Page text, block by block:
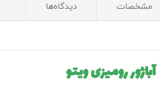
مشخصات دیدگاه‌ها
آباژور رومیزی ویتو